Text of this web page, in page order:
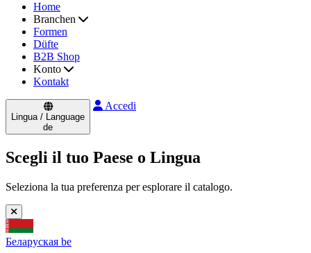
Home
Branchen
Formen
Düfte
B2B Shop
Konto
Kontakt
Lingua / Language
de
Accedi
Scegli il tuo Paese o Lingua
Seleziona la tua preferenza per esplorare il catalogo.
Беларуская be